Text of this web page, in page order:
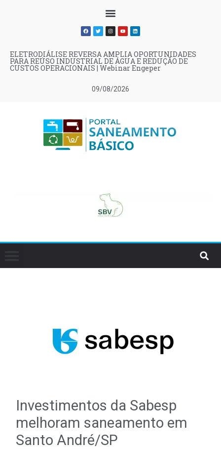
09/08/2026
ELETRODIÁLISE REVERSA AMPLIA OPORTUNIDADES
PARA REÚSO INDUSTRIAL DE ÁGUA E REDUÇÃO DE
CUSTOS OPERACIONAIS | Webinar Engeper
Investimentos da Sabesp
melhoram saneamento em
Santo André/SP